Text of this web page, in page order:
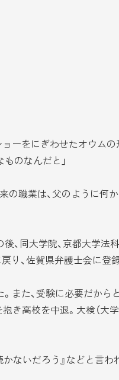
ーをにぎわせたオウムの
のなんだと」
の職業は、父のように何
、同大学院、京都大学法
り、佐賀県弁護士会に登
また、受験に必要だから
高校を中退。大検（大学
ないだろう』などと言わ